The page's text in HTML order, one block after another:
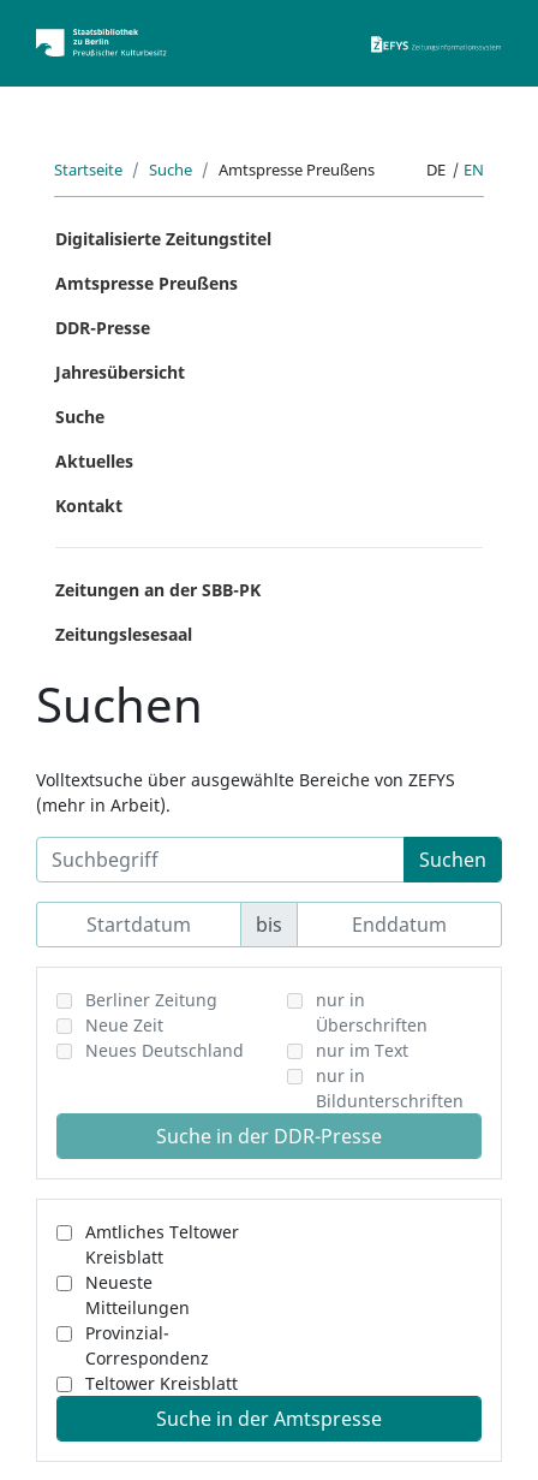
Startseite Suche Amtspresse Preußens DE | EN
Digitalisierte Zeitungstitel
Amtspresse Preußens
DDR-Presse
Jahresübersicht
Suche
Aktuelles
Kontakt
Zeitungen an der SBB-PK
Zeitungslesesaal
Suchen
Volltextsuche über ausgewählte Bereiche von ZEFYS
(mehr in Arbeit).
Suchen
bis
Berliner Zeitung
Neue Zeit
Neues Deutschland
nur in
Überschriften
nur im Text
nur in
Bildunterschriften
Suche in der DDR-Presse
Amtliches Teltower
Kreisblatt
Neueste
Mitteilungen
Provinzial-
Correspondenz
Teltower Kreisblatt
Suche in der Amtspresse